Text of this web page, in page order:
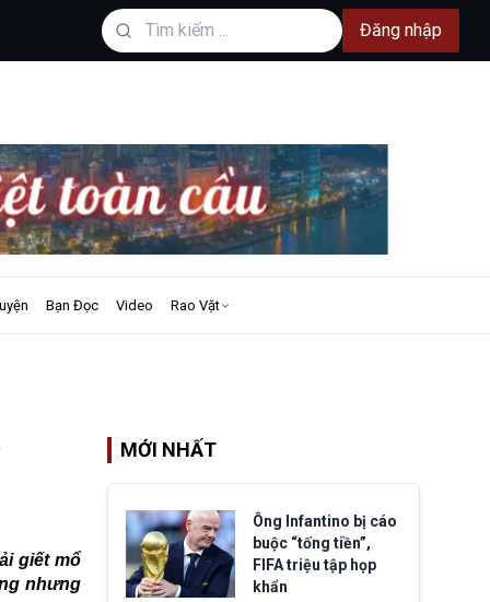
Đăng nhập
Bạn Đọc Video Rao Vặt
giết mổ
nhưng
MỚI NHẤT
Ông Infantino bị cáo
buộc “tống tiền”,
FIFA triệu tập họp
khẩn